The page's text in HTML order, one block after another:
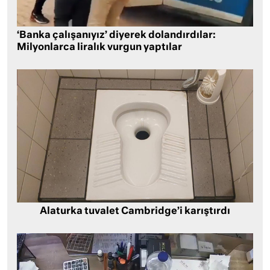
‘Banka çalışanıyız’ diyerek dolandırdılar:
Milyonlarca liralık vurgun yaptılar
Alaturka tuvalet Cambridge’i karıştırdı